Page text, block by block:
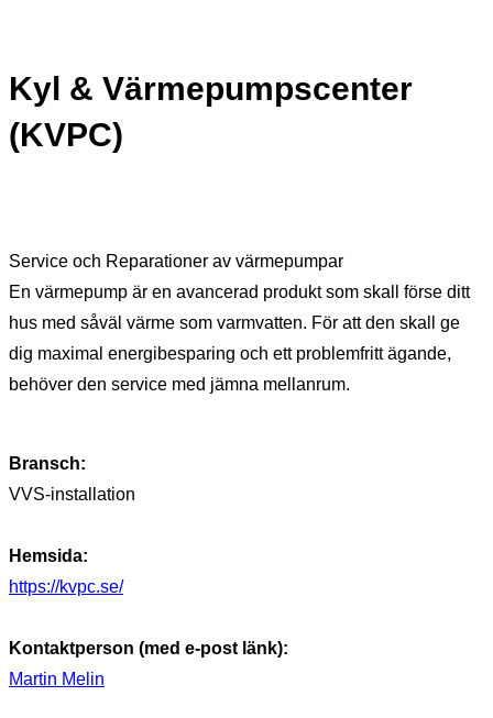
Kyl & Värmepumpscenter
(KVPC)
Service och Reparationer av värmepumpar
En värmepump är en avancerad produkt som skall förse ditt
hus med såväl värme som varmvatten. För att den skall ge
dig maximal energibesparing och ett problemfritt ägande,
behöver den service med jämna mellanrum.
Bransch:
VVS-installation
Hemsida:
https://kvpc.se/
Kontaktperson (med e-post länk):
Martin Melin